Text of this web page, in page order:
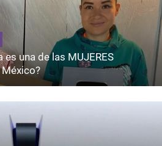
es una de las MUJERES
México?